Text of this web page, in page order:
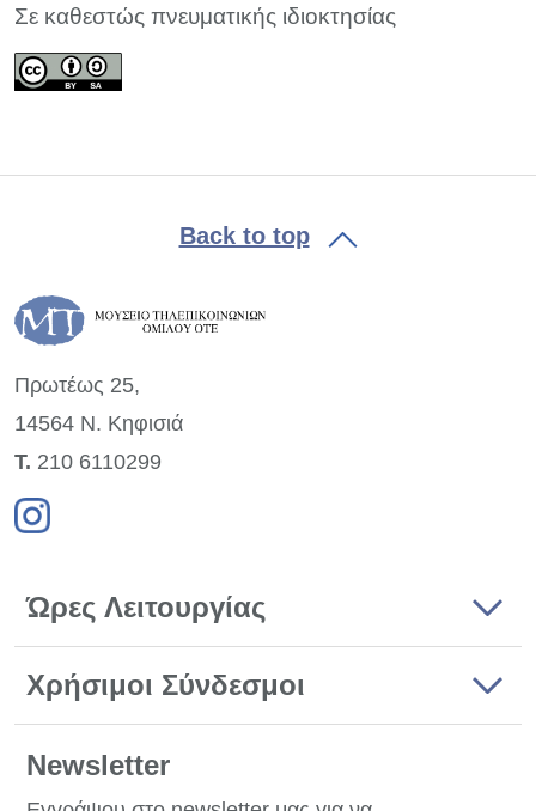
Σε καθεστώς πνευματικής ιδιοκτησίας
Back to top
Πρωτέως 25,
14564 Ν. Κηφισιά
Τ. 210 6110299
Ώρες Λειτουργίας
Χρήσιμοι Σύνδεσμοι
Newsletter